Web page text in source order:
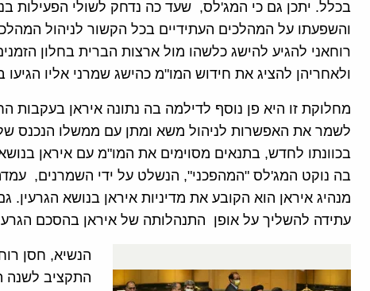
בכלל. יתכן גם כי המג'לס, שעד כה נדחק לשולי הפעילות
והשפעתו על המהלכים העתידיים בכל הקשור לניהול
רוחאני להגיע להישג כלשהו מול ארצות הברית בחלון
ולאחריהן להציג את חידוש המו"מ כהישג שמרני אליו הגיעו
מחלוקת זו היא פן נוסף לדילמה בה נתונה איראן בעקבות
לשמר את האפשרות לניהול משא ומתן עם ממשלו הנכנס של
בכוונתו לחדש, בתנאים מסוימים את המו"מ עם איראן בנושא
בה נוקט המג'לס "המהפכני", הנשלט על ידי השמרנים,
עתידה להשליך על אופן התנהלותה של איראן בהסכם